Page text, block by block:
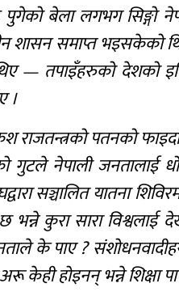
बेला लगभग सिङ्गो
शासन समाप्त भइसकेको
— तपाइँहरुको देशको
।
पतनको
गुटले नेपाली जनतालाई
सञ्चालित यातना
कुरा सारा विश्वलाई
के पाए ?
केही होइनन् भन्ने शिक्षा